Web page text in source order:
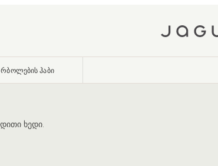
რბოლების ჰაბი